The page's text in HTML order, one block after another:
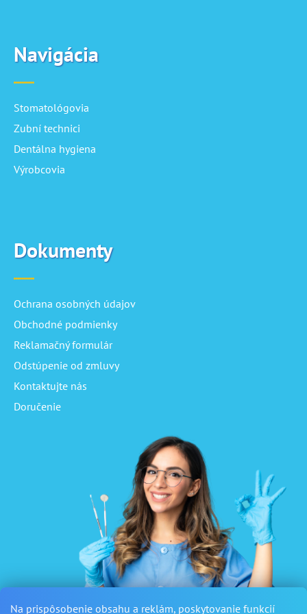
Na prispôsobenie obsahu a reklám, poskytovanie funkcií
Navigácia
Stomatológovia
Zubní technici
Dentálna hygiena
Výrobcovia
Dokumenty
Ochrana osobných údajov
Obchodné podmienky
Reklamačný formulár
Odstúpenie od zmluvy
Kontaktujte nás
Doručenie